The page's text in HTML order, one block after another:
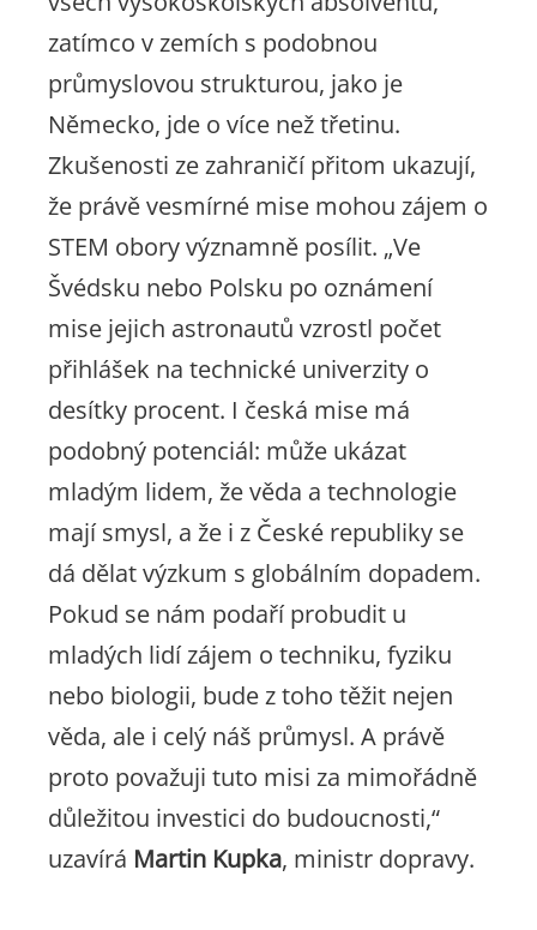
zatímco v zemích s podobnou
průmyslovou strukturou, jako je
Německo, jde o více než třetinu.
Zkušenosti ze zahraničí přitom ukazují,
že právě vesmírné mise mohou zájem o
STEM obory významně posílit. „Ve
Švédsku nebo Polsku po oznámení
mise jejich astronautů vzrostl počet
přihlášek na technické univerzity o
desítky procent. I česká mise má
podobný potenciál: může ukázat
mladým lidem, že věda a technologie
mají smysl, a že i z České republiky se
dá dělat výzkum s globálním dopadem.
Pokud se nám podaří probudit u
mladých lidí zájem o techniku, fyziku
nebo biologii, bude z toho těžit nejen
věda, ale i celý náš průmysl. A právě
proto považuji tuto misi za mimořádně
důležitou investici do budoucnosti,“
uzavírá Martin Kupka, ministr dopravy.